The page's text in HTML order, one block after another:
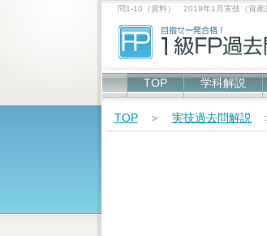
問1-10（資料） 2019年1月実技（資産
TOP 学科解説
TOP＞ 実技過去問解説